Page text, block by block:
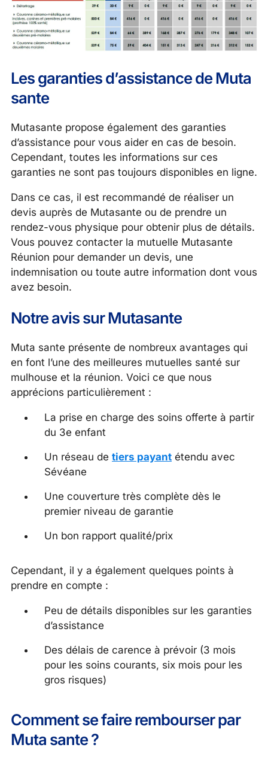
Les garanties d’assistance de Muta
sante
Mutasante propose également des garanties
d’assistance pour vous aider en cas de besoin.
Cependant, toutes les informations sur ces
garanties ne sont pas toujours disponibles en ligne.
Dans ce cas, il est recommandé de réaliser un
devis auprès de Mutasante ou de prendre un
rendez-vous physique pour obtenir plus de détails.
Vous pouvez contacter la mutuelle Mutasante
Réunion pour demander un devis, une
indemnisation ou toute autre information dont vous
avez besoin.
Notre avis sur Mutasante
Muta sante présente de nombreux avantages qui
en font l’une des meilleures mutuelles santé sur
mulhouse et la réunion. Voici ce que nous
apprécions particulièrement :
La prise en charge des soins offerte à partir
du 3e enfant
Un réseau de tiers payant étendu avec
Sévéane
Une couverture très complète dès le
premier niveau de garantie
Un bon rapport qualité/prix
Cependant, il y a également quelques points à
prendre en compte :
Peu de détails disponibles sur les garanties
d’assistance
Des délais de carence à prévoir (3 mois
pour les soins courants, six mois pour les
gros risques)
Comment se faire rembourser par
Muta sante ?